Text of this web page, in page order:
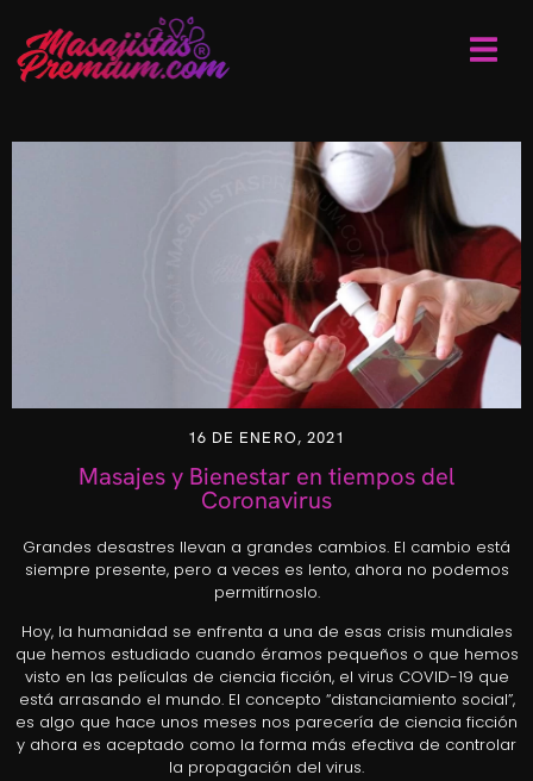
16 DE ENERO, 2021
Masajes y Bienestar en tiempos del
Coronavirus
Grandes desastres llevan a grandes cambios. El cambio está
siempre presente, pero a veces es lento, ahora no podemos
permitírnoslo.
Hoy, la humanidad se enfrenta a una de esas crisis mundiales
que hemos estudiado cuando éramos pequeños o que hemos
visto en las películas de ciencia ficción, el virus COVID-19 que
está arrasando el mundo. El concepto “distanciamiento social”,
es algo que hace unos meses nos parecería de ciencia ficción
y ahora es aceptado como la forma más efectiva de controlar
la propagación del virus.